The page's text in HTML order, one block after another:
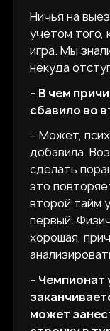
Ничья на
учетом того,
игра. Мы
некуда
– В чем
сбавило во
– Может,
добавила.
сделать
это
второй тайм
первый.
хорошая,
– Чемпионат
может